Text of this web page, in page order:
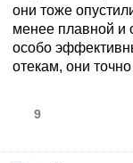
они тоже
менее плавной и
особо
отекам, они
9